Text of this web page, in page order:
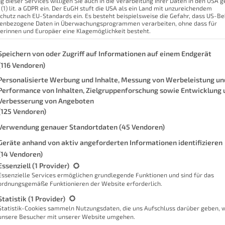
Präsenzmelder schon seit einigen
anderen Workaround gefunden
kann.
dem Produkt abzuraten. Ich
machen, so dass du selbst
an, mit den Details zum Produkt.
versorgen ihn sehr gut und ich
austauschen. Das hat mich
sind schneller leer.
über die Schutzart IP20
feste Fremdkörper bis zu einer
So
lit. a GDPR ein. Der EuGH stuft die USA als ein Land mit unzureichendem
nach EU-Standards ein. Es besteht beispielsweise die Gefahr, dass US-
Daten in Überwachungsprogrammen verarbeiten, ohne dass für
und Europäer eine Klagemöglichkeit besteht.
finden Sie eine Liste der Zwecke des IAB Transparency and
von oder Zugriff auf Informationen auf einem Endgerät
Vendoren)
Werbung und Inhalte, Messung von Werbeleistung
von Inhalten, Zielgruppenforschung sowie Entwicklung
von Angeboten
Vendoren)
genauer Standortdaten(45 Vendoren)
anhand von aktiv angeforderten Informationen identifizieren
Vendoren)
eine Liste der Service-Gruppen, für die eine Einwilligung erteilt
(1 Provider)
Services ermöglichen grundlegende Funktionen und sind für das
Funktionieren der Website erforderlich.
(1 Provider)
Cookies sammeln Nutzungsdaten, die uns Aufschluss darüber geben,
Besucher mit unserer Website umgehen.